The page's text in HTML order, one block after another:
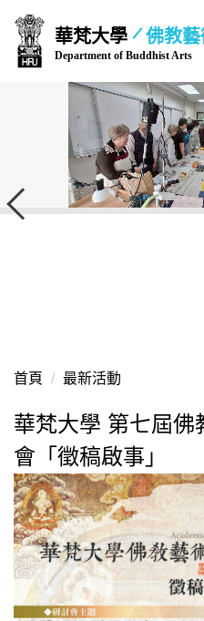
跳
到
主
華梵大學 佛教
Department of Buddhist Arts
首頁 最新活動
華梵大學 第七屆佛
會「徵稿啟事」